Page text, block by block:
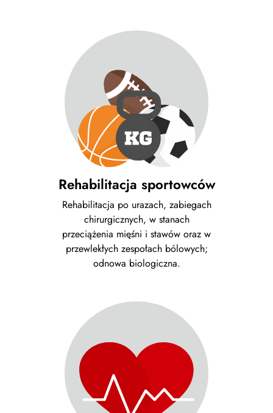
Rehabilitacja sportowców
Rehabilitacja po urazach, zabiegach
chirurgicznych, w stanach
przeciążenia mięśni i stawów oraz w
przewlekłych zespołach bólowych;
odnowa biologiczna.